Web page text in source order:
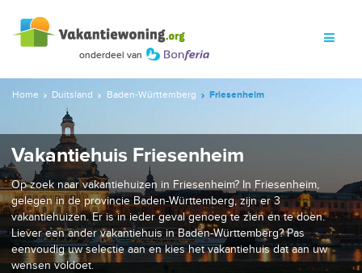
Home Duitsland Baden-Württemberg Friesenheim
Vakantiehuis Friesenheim
Op zoek naar vakantiehuizen in Friesenheim? In Friesenheim,
gelegen in de provincie Baden-Württemberg, zijn er 3
vakantiehuizen. Er is in ieder geval genoeg te zien en te doen.
Liever een ander vakantiehuis in Baden-Württemberg? Pas
eenvoudig uw selectie aan en kies het vakantiehuis dat aan uw
wensen voldoet.